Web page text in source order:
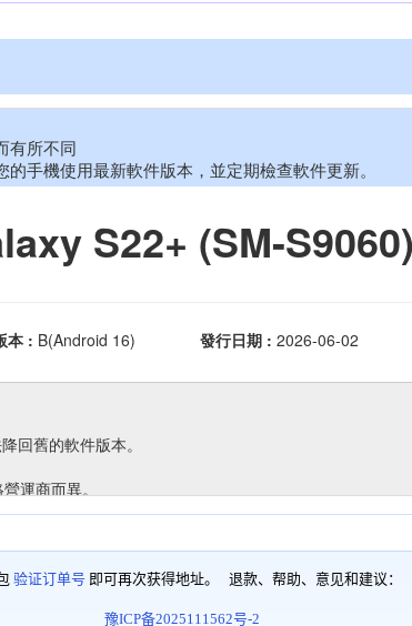
验证订单号 即可再次获得地址。 退款、帮助、意见和建议：
豫ICP备2025111562号-2